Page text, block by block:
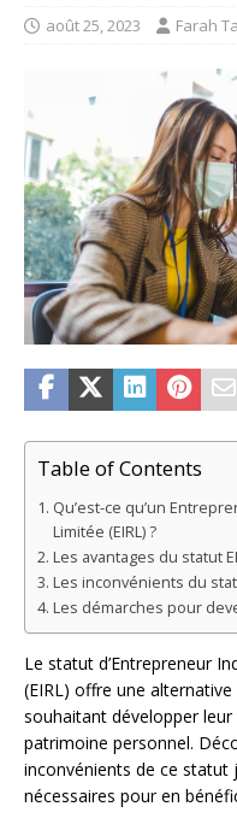
août 25, 2023 Farah
Table of Contents
Qu’est-ce qu’un
Limitée (EIRL) ?
Les avantages du statut
Les inconvénients du
Les démarches pour
Le statut d’Entrepreneur
(EIRL) offre une
souhaitant développer
patrimoine personnel.
inconvénients de ce statut
nécessaires pour en